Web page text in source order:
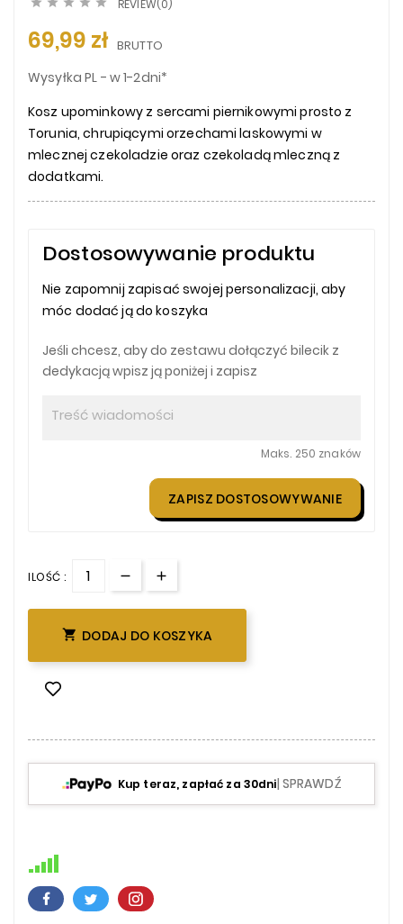
REVIEW(0)
69,99 zł BRUTTO
Wysyłka PL - w 1-2dni*
Kosz upominkowy z sercami piernikowymi prosto z
Torunia, chrupiącymi orzechami laskowymi w
mlecznej czekoladzie oraz czekoladą mleczną z
dodatkami.
Dostosowywanie produktu
Nie zapomnij zapisać swojej personalizacji, aby
móc dodać ją do koszyka
Jeśli chcesz, aby do zestawu dołączyć bilecik z
dedykacją wpisz ją poniżej i zapisz
Maks. 250 znaków
ZAPISZ DOSTOSOWYWANIE
ILOŚĆ :
 DODAJ DO KOSZYKA
Kup teraz, zapłać za 30dni| SPRAWDŹ